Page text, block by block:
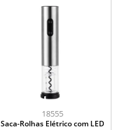
18555
Saca-Rolhas Elétrico com LED